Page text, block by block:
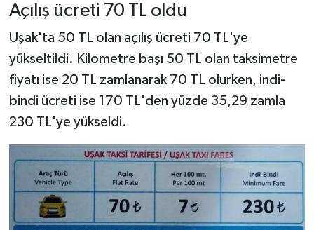
Açılış ücreti 70 TL oldu
Uşak'ta 50 TL olan açılış ücreti 70 TL'ye
yükseltildi. Kilometre başı 50 TL olan taksimetre
fiyatı ise 20 TL zamlanarak 70 TL olurken, indi-
bindi ücreti ise 170 TL'den yüzde 35,29 zamla
230 TL'ye yükseldi.